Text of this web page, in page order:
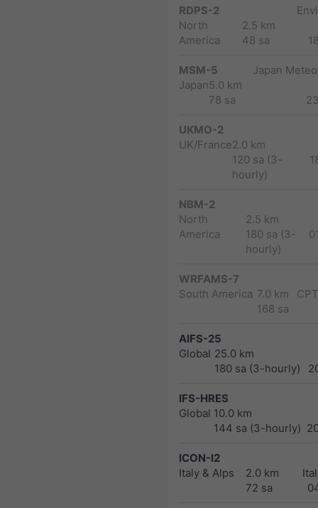
RDPS-2
North
America
2.5 km
48 sa
MSM-5
Japan5.0 km
78 sa
Japan
UKMO-2
UK/France2.0 km
120 sa (3-
hourly)
NBM-2
North
America
2.5 km
180 sa (3-
hourly)
WRFAMS-7
South America 7.0 km
168 sa
AIFS-25
Global 25.0 km
180 sa (3-hourly)
IFS-HRES
Global 10.0 km
144 sa (3-hourly)
ICON-I2
Italy & Alps
2.0 km
72 sa